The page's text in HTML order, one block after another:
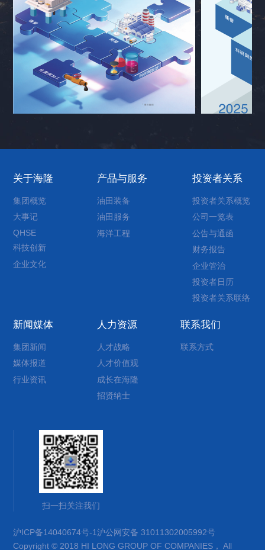
关于海隆
集团概览
大事记
QHSE
科技创新
企业文化
产品与服务
油田装备
油田服务
海洋工程
投资者关系
投资者关系概览
公司一览表
公告与通函
财务报告
企业管治
投资者日历
投资者关系联络
新闻媒体
集团新闻
媒体报道
行业资讯
人力资源
人才战略
人才价值观
成长在海隆
招贤纳士
联系我们
联系方式
扫一扫关注我们
沪ICP备14040674号-1沪公网安备 31011302005992号
Copyright © 2018 HI LONG GROUP OF COMPANIES， All